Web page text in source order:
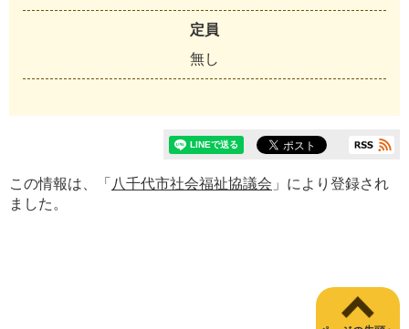
定員
無し
この情報は、「 八千代市社会福祉協議会 」により登録され
ました。